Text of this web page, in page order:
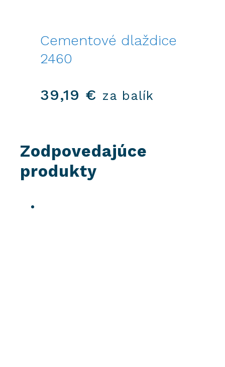
Cementové dlaždice
2460
39,19 € za balík
Zodpovedajúce
produkty